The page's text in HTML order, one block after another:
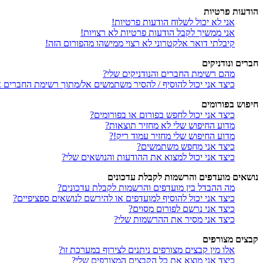
הודעות פרטיות
אני לא יכול לשלוח הודעות פרטיות!
אני ממשיך לקבל הודעות פרטיות לא רצויות!
קיבלתי דואר אלקטרוני לא רצוי ממישהו מהפורום הזה!
חברים ונודניקים
מהם רשימת החברים והנודניקים שלי?
כיצד אני יכול להוסיף / להסיר משתמשים אל/מתוך רשימת החברים
חיפוש בפורומים
כיצד אני יכול לחפש בפורום או בפורומים?
מדוע החיפוש שלי לא מחזיר תוצאות?
מדוע החיפוש שלי מחזיר עמוד ריק!?
כיצד אני מחפש משתמשים?
כיצד אני יכול למצוא את ההודעות והנושאים שלי?
נושאים מועדפים והרשמות לקבלת עדכונים
מה ההבדל בין מועדפים והרשמות לקבלת עדכונים?
כיצד אני יכול להוסיף למועדפים או להירשם לנושאים ספציפיים?
כיצד אני נרשם לפורום מסוים?
כיצד אני מסיר את ההרשמות שלי?
קבצים מצורפים
אלו מין קבצים מצורפים ניתנים לצירוף במערכת זו?
כיצד אני מוצא את כל הקבצים המצורפים שלי?